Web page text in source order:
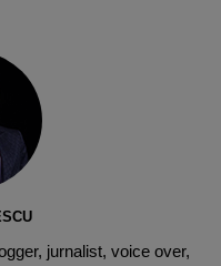
jurnalist, voice over,